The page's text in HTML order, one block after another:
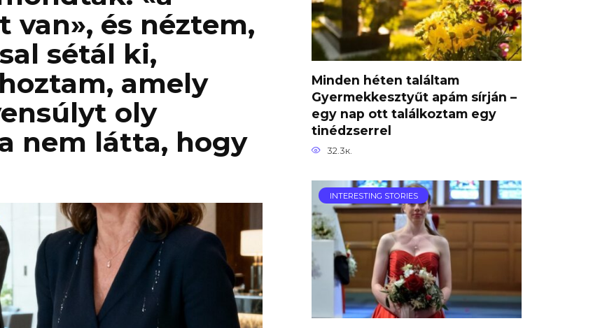
van», és néztem,
sétál ki,
amely
oly
nem látta, hogy
Minden héten találtam
Gyermekkesztyűt apám sírján –
egy nap ott találkoztam egy
tinédzserrel
32.3к.
INTERESTING STORIES